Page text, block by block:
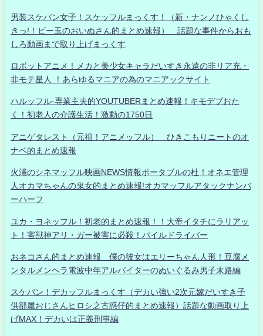
男装スケバン女子！スケッフルまっくす！（新・ナンノひゃくし
きっ!！ビー玉のおいぬさん的まとめ速報） 話題な事件からおも
しろ動画まで取り上げまっくす
ロボットアニメ！メカと美少女キャラだいすき永遠の非リア充・
非モテ星人 ！あらゆるマニアの為のマニアックサイト
ハルッフル-専業主夫的YOUTUBERまとめ速報！キモデブおた
く！初老人の介護生活！激動の1750日
アニゲタレスト（元祖！アニメッフル） ひきこもりニートのオ
ナベ的まとめ速報
火浦のシネマッフル映画NEWS情報ポータブルの杜！オネエ管理
人オカマちゃんの鬼女的まとめ速報!オカマッフルアタックナンバ
ーハーフ
ユカ・ヨネッフル！初老的まとめ速報！！大帝イタチにラリアッ
ト！害獣神アリ・ガー被害に必殺！パイルドライバー
おネコさん的まとめ速報 僕の彼女はエリーちゃん人形！豆腐メ
ンタルメンヘラ電波中年アルバイターのぬいぐるみ男子末路編
スケバン！デカッフルまっくす（デカい強い2次元嫁だいすき子
供部屋おじさんヒロシ之古惑仔的まとめ速報）話題な動画取り上
げMAX！デカいは正義刑事編